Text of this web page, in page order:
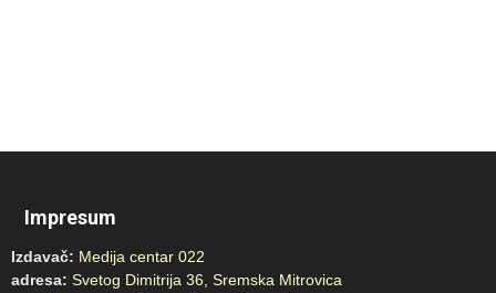
Impresum
Izdavač: Medija centar 022
adresa: Svetog Dimitrija 36, Sremska Mitrovica